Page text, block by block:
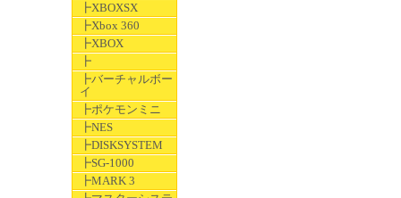
┣XBOXSX
┣Xbox 360
┣XBOX
┣
┣バーチャルボー
イ
┣ポケモンミニ
┣NES
┣DISKSYSTEM
┣SG-1000
┣MARK 3